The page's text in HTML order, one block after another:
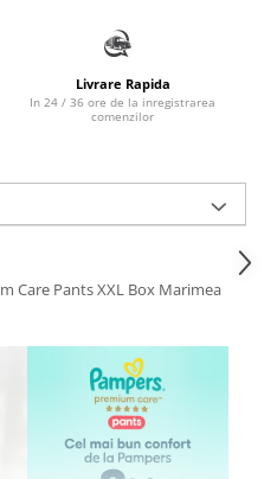
Livrare Rapida
In 24 / 36 ore de la inregistrarea
comenzilor
Care Pants XXL Box Marimea